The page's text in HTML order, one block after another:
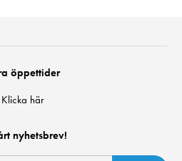
öppettider
Klicka här
nyhetsbrev!